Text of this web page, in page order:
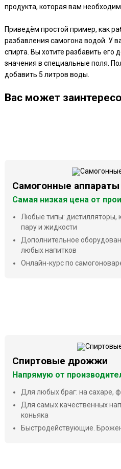
продукта, которая вам
Приведём простой пример, как
разбавления самогона водой. У
спирта. Вы хотите разбавить его
значения в специальные поля.
добавить 5 литров воды.
Ваc может
Самогонные аппараты
Самая низкая цена от
Любые типы: дистилляторы,
пару и жидкости
Дополнительное
любых напитков
Онлайн-курс по
Спиртовые дрожжи
Напрямую от
Для любых браг: на сахаре,
Для самых качественных
коньяка
Быстродействующие.